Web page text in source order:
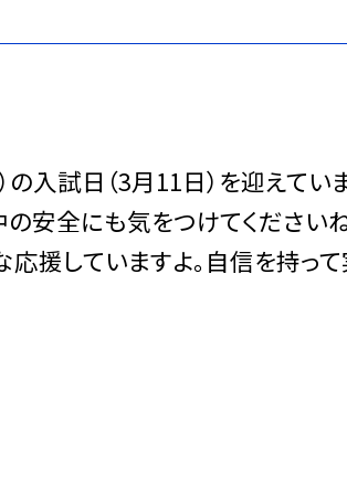
入試日（3月11日）を迎えてい
安全にも気をつけてください
応援していますよ。自信を持っ